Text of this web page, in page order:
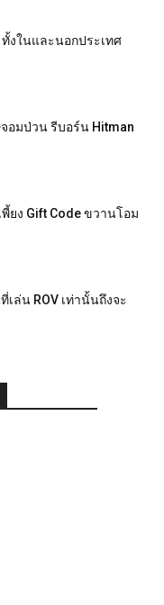
ทั้งในและนอกประเทศ
อมป่วน รีบอร์น Hitman
ยง Gift Code ขวานโอม
ล่น ROV เท่านั้นถึงจะ